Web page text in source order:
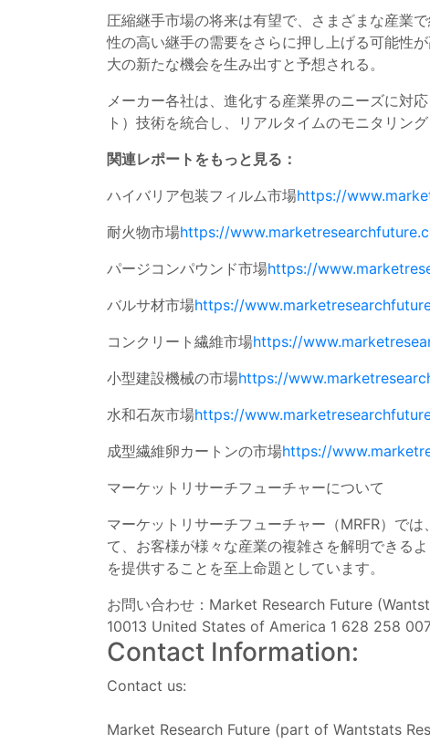
圧縮継手市場の将来は有望で、さまざまな産業
性の高い継手の需要をさらに押し上げる可能性
大の新たな機会を生み出すと予想される。
メーカー各社は、進化する産業界のニーズに対
ト）技術を統合し、リアルタイムのモニタリン
関連レポートをもっと見る：
ハイバリア包装フィルム市場https://
耐火物市場https://
パージコンパウンド市場https://
バルサ材市場https://
コンクリート繊維市場https://
小型建設機械の市場https://
水和石灰市場https://
成型繊維卵カートンの市場https://
マーケットリサーチフューチャーについて
マーケットリサーチフューチャー（MRFR）で
て、お客様が様々な産業の複雑さを解明できる
を提供することを至上命題としています。
お問い合わせ：Market Research Future
10013 United States of America 1 628 258
Contact Information:
Contact us:
Market Research Future (part of Wantstats